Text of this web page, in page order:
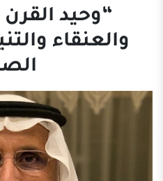
“وحيد
والعنقاء